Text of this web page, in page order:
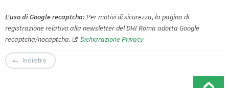
L'usodiGooglerecaptcha: Per motivi di sicurezza, la pagina di
registrazione relativa alla newsletter del DHI Roma adotta Google
recaptcha/nocaptcha.
Dichiarazione Privacy
Indietro